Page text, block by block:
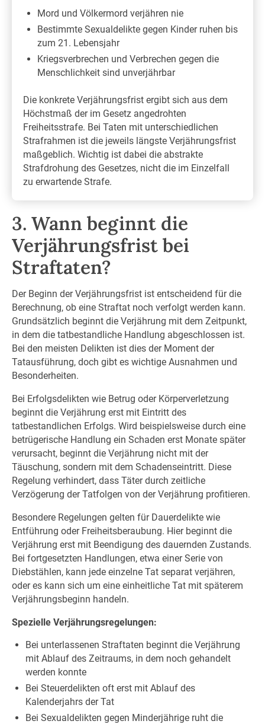
Mord und Völkermord verjähren nie
Bestimmte Sexualdelikte gegen Kinder ruhen bis
zum 21. Lebensjahr
Kriegsverbrechen und Verbrechen gegen die
Menschlichkeit sind unverjährbar
Die konkrete Verjährungsfrist ergibt sich aus dem
Höchstmaß der im Gesetz angedrohten
Freiheitsstrafe. Bei Taten mit unterschiedlichen
Strafrahmen ist die jeweils längste Verjährungsfrist
maßgeblich. Wichtig ist dabei die abstrakte
Strafdrohung des Gesetzes, nicht die im Einzelfall
zu erwartende Strafe.
3. Wann beginnt die
Verjährungsfrist bei
Straftaten?
Der Beginn der Verjährungsfrist ist entscheidend für die
Berechnung, ob eine Straftat noch verfolgt werden kann.
Grundsätzlich beginnt die Verjährung mit dem Zeitpunkt,
in dem die tatbestandliche Handlung abgeschlossen ist.
Bei den meisten Delikten ist dies der Moment der
Tatausführung, doch gibt es wichtige Ausnahmen und
Besonderheiten.
Bei Erfolgsdelikten wie Betrug oder Körperverletzung
beginnt die Verjährung erst mit Eintritt des
tatbestandlichen Erfolgs. Wird beispielsweise durch eine
betrügerische Handlung ein Schaden erst Monate später
verursacht, beginnt die Verjährung nicht mit der
Täuschung, sondern mit dem Schadenseintritt. Diese
Regelung verhindert, dass Täter durch zeitliche
Verzögerung der Tatfolgen von der Verjährung profitieren.
Besondere Regelungen gelten für Dauerdelikte wie
Entführung oder Freiheitsberaubung. Hier beginnt die
Verjährung erst mit Beendigung des dauernden Zustands.
Bei fortgesetzten Handlungen, etwa einer Serie von
Diebstählen, kann jede einzelne Tat separat verjähren,
oder es kann sich um eine einheitliche Tat mit späterem
Verjährungsbeginn handeln.
Spezielle Verjährungsregelungen:
Bei unterlassenen Straftaten beginnt die Verjährung
mit Ablauf des Zeitraums, in dem noch gehandelt
werden konnte
Bei Steuerdelikten oft erst mit Ablauf des
Kalenderjahrs der Tat
Bei Sexualdelikten gegen Minderjährige ruht die